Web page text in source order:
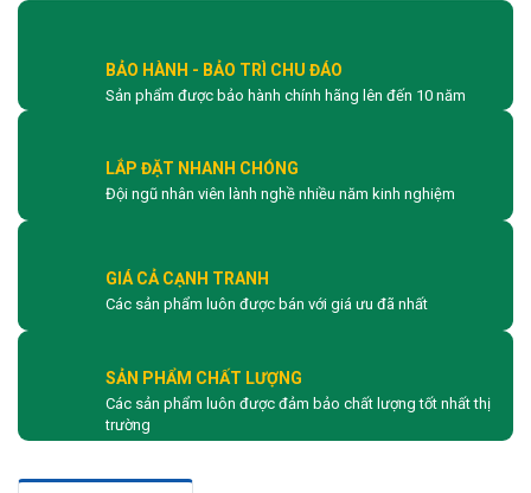
BẢO HÀNH - BẢO TRÌ CHU ĐÁO
Sản phẩm được bảo hành chính hãng lên đến 10 năm
LẮP ĐẶT NHANH CHÓNG
Đội ngũ nhân viên lành nghề nhiều năm kinh nghiệm
GIÁ CẢ CẠNH TRANH
Các sản phẩm luôn được bán với giá ưu đã nhất
SẢN PHẨM CHẤT LƯỢNG
Các sản phẩm luôn được đảm bảo chất lượng tốt nhất thị
trường